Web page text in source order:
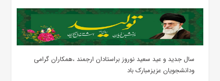
سال جدید و عید سعید نوروز براستادان ارجمند ،همکاران گرامی
ودانشجویان عزیزمبارک باد